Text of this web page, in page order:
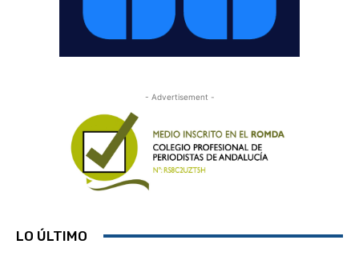
- Advertisement -
LO ÚLTIMO